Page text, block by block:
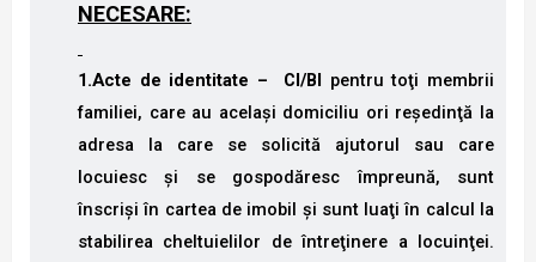
NECESARE:
1.Acte de identitate – CI/BI pentru toţi membrii
familiei, care au acelaşi domiciliu ori reşedinţă la
adresa la care se solicită ajutorul sau care
locuiesc şi se gospodăresc împreună, sunt
înscrişi în cartea de imobil şi sunt luaţi în calcul la
stabilirea cheltuielilor de întreţinere a locuinţei.